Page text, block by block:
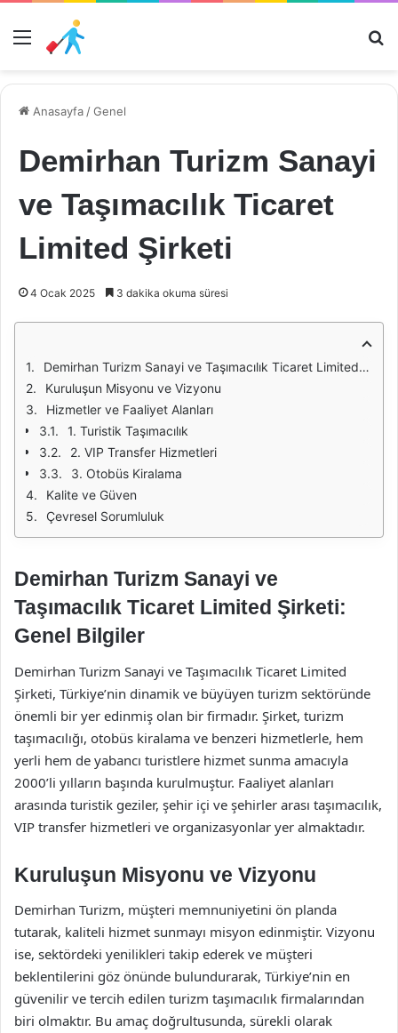
Menü
Anasayfa /Genel
Demirhan Turizm Sanayi
ve Taşımacılık Ticaret
Limited Şirketi
4 Ocak 2025 3 dakika okuma süresi
Demirhan Turizm Sanayi ve Taşımacılık Ticaret Limited Şirketi: Genel Bilgiler
Kuruluşun Misyonu ve Vizyonu
Hizmetler ve Faaliyet Alanları
1. Turistik Taşımacılık
2. VIP Transfer Hizmetleri
3. Otobüs Kiralama
Kalite ve Güven
Çevresel Sorumluluk
Demirhan Turizm Sanayi ve
Taşımacılık Ticaret Limited Şirketi:
Genel Bilgiler
Demirhan Turizm Sanayi ve Taşımacılık Ticaret Limited
Şirketi, Türkiye’nin dinamik ve büyüyen turizm sektöründe
önemli bir yer edinmiş olan bir firmadır. Şirket, turizm
taşımacılığı, otobüs kiralama ve benzeri hizmetlerle, hem
yerli hem de yabancı turistlere hizmet sunma amacıyla
2000’li yılların başında kurulmuştur. Faaliyet alanları
arasında turistik geziler, şehir içi ve şehirler arası taşımacılık,
VIP transfer hizmetleri ve organizasyonlar yer almaktadır.
Kuruluşun Misyonu ve Vizyonu
Demirhan Turizm, müşteri memnuniyetini ön planda
tutarak, kaliteli hizmet sunmayı misyon edinmiştir. Vizyonu
ise, sektördeki yenilikleri takip ederek ve müşteri
beklentilerini göz önünde bulundurarak, Türkiye’nin en
güvenilir ve tercih edilen turizm taşımacılık firmalarından
biri olmaktır. Bu amaç doğrultusunda, sürekli olarak